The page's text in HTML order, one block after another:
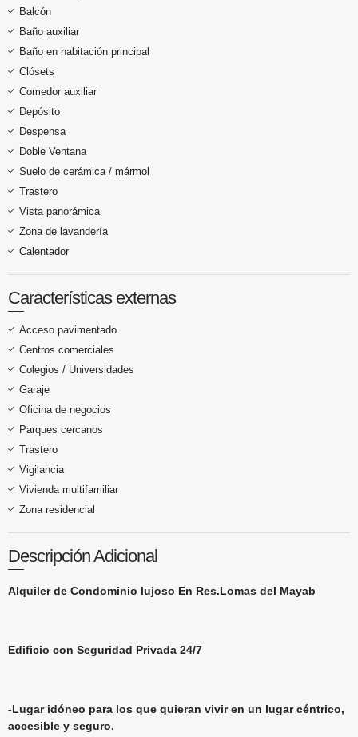
Balcón
Baño auxiliar
Baño en habitación principal
Clósets
Comedor auxiliar
Depósito
Despensa
Doble Ventana
Suelo de cerámica / mármol
Trastero
Vista panorámica
Zona de lavandería
Calentador
Características externas
Acceso pavimentado
Centros comerciales
Colegios / Universidades
Garaje
Oficina de negocios
Parques cercanos
Trastero
Vigilancia
Vivienda multifamiliar
Zona residencial
Descripción Adicional
Alquiler de Condominio lujoso En Res.Lomas del Mayab
Edificio con Seguridad Privada 24/7
-Lugar idóneo para los que quieran vivir en un lugar céntrico,
accesible y seguro.